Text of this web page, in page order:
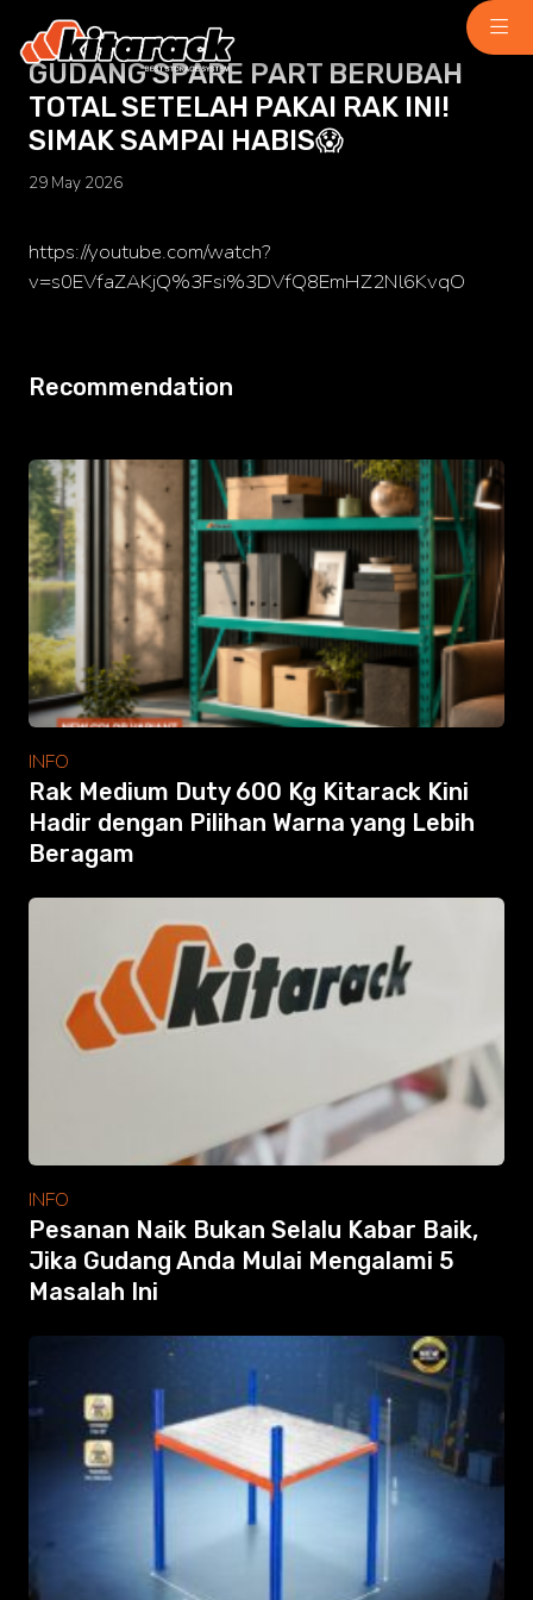
Home
About Us
Why Us
Light Duty
chemindustry.kz
niihimmash.ru
senya-spasatel.ru
Stacking Rack
tesakademi.net
Modular Mezanine
Accessories
Info
Gallery
Photo
Video
Tutorial
Clients
Contact
GUDANG SPARE PART BERUBAH
TOTAL SETELAH PAKAI RAK INI!
SIMAK SAMPAI HABIS😱
29 May 2026
https://youtube.com/watch?
v=s0EVfaZAKjQ%3Fsi%3DVfQ8EmHZ2Nl6KvqO
Recommendation
INFO
Rak Medium Duty 600 Kg Kitarack Kini
Hadir dengan Pilihan Warna yang Lebih
Beragam
INFO
Pesanan Naik Bukan Selalu Kabar Baik,
Jika Gudang Anda Mulai Mengalami 5
Masalah Ini
Search